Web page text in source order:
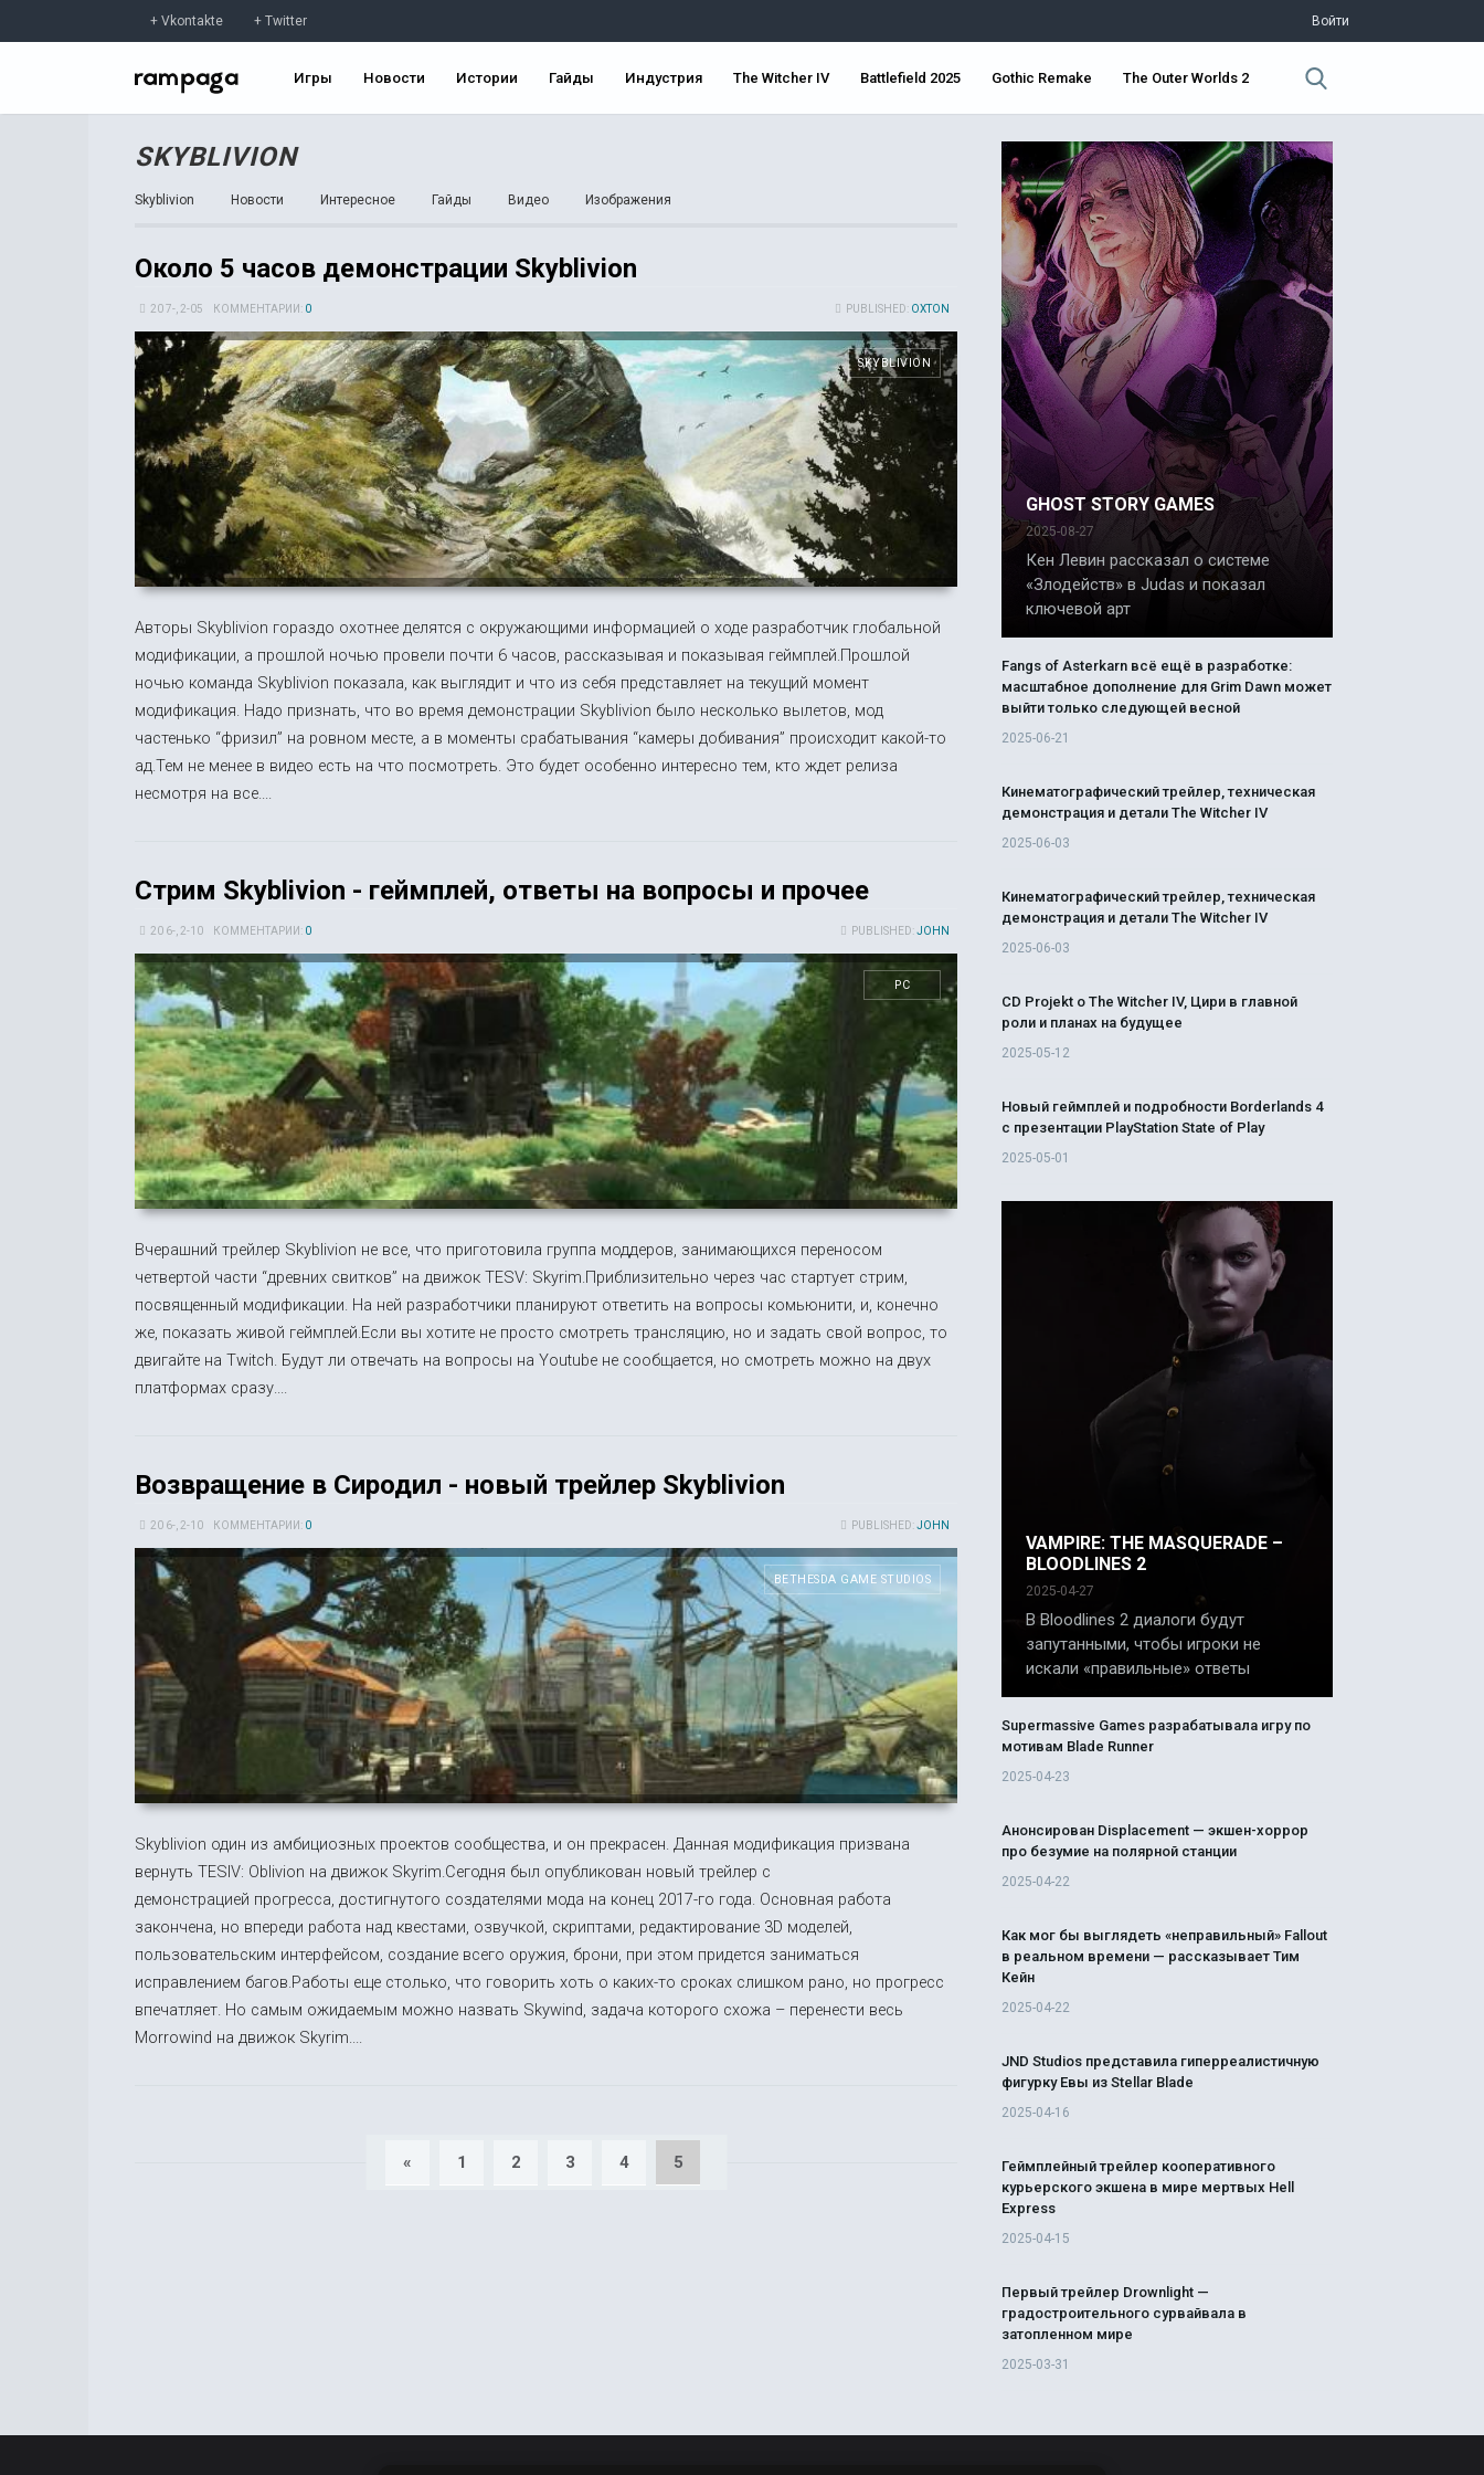
Vkontakte Twitter Войти
Игры Новости Истории Гайды Индустрия The Witcher IV Battlefield 2025 Gothic Remake The Outer Worlds 2
SKYBLIVION
Skyblivion Новости Интересное Гайды Видео Изображения
Около 5 часов демонстрации Skyblivion
PUBLISHED: OXTON
20 7-, 2-05 КОММЕНТАРИИ: 0
SKYBLIVION
Авторы Skyblivion гораздо охотнее делятся с окружающими информацией о ходе разработчик глобальной
модификации, а прошлой ночью провели почти 6 часов, рассказывая и показывая геймплей.Прошлой
ночью команда Skyblivion показала, как выглядит и что из себя представляет на текущий момент
модификация. Надо признать, что во время демонстрации Skyblivion было несколько вылетов, мод
частенько “фризил” на ровном месте, а в моменты срабатывания “камеры добивания” происходит какой-то
ад.Тем не менее в видео есть на что посмотреть. Это будет особенно интересно тем, кто ждет релиза
несмотря на все....
Стрим Skyblivion - геймплей, ответы на вопросы и прочее
PUBLISHED:JOHN
20 6-, 2-10 КОММЕНТАРИИ: 0
PC
Вчерашний трейлер Skyblivion не все, что приготовила группа моддеров, занимающихся переносом
четвертой части “древних свитков” на движок TESV: Skyrim.Приблизительно через час стартует стрим,
посвященный модификации. На ней разработчики планируют ответить на вопросы комьюнити, и, конечно
же, показать живой геймплей.Если вы хотите не просто смотреть трансляцию, но и задать свой вопрос, то
двигайте на Twitch. Будут ли отвечать на вопросы на Youtube не сообщается, но смотреть можно на двух
платформах сразу....
Возвращение в Сиродил - новый трейлер Skyblivion
PUBLISHED:JOHN
20 6-, 2-10 КОММЕНТАРИИ: 0
BETHESDA GAME STUDIOS
Skyblivion один из амбициозных проектов сообщества, и он прекрасен. Данная модификация призвана
вернуть TESIV: Oblivion на движок Skyrim.Сегодня был опубликован новый трейлер с
демонстрацией прогресса, достигнутого создателями мода на конец 2017-го года. Основная работа
закончена, но впереди работа над квестами, озвучкой, скриптами, редактирование 3D моделей,
пользовательским интерфейсом, создание всего оружия, брони, при этом придется заниматься
исправлением багов.Работы еще столько, что говорить хоть о каких-то сроках слишком рано, но прогресс
впечатляет. Но самым ожидаемым можно назвать Skywind, задача которого схожа – перенести весь
Morrowind на движок Skyrim....
« 1 2 3 4 5
GHOST STORY GAMES
2025-08-27
Кен Левин рассказал о системе
«Злодейств» в Judas и показал
ключевой арт
Fangs of Asterkarn всё ещё в разработке:
масштабное дополнение для Grim Dawn может
выйти только следующей весной
2025-06-21
Кинематографический трейлер, техническая
демонстрация и детали The Witcher IV
2025-06-03
Кинематографический трейлер, техническая
демонстрация и детали The Witcher IV
2025-06-03
CD Projekt о The Witcher IV, Цири в главной
роли и планах на будущее
2025-05-12
Новый геймплей и подробности Borderlands 4
с презентации PlayStation State of Play
2025-05-01
VAMPIRE: THE MASQUERADE –
BLOODLINES 2
2025-04-27
В Bloodlines 2 диалоги будут
запутанными, чтобы игроки не
искали «правильные» ответы
Supermassive Games разрабатывала игру по
мотивам Blade Runner
2025-04-23
Анонсирован Displacement — экшен-хоррор
про безумие на полярной станции
2025-04-22
Как мог бы выглядеть «неправильный» Fallout
в реальном времени — рассказывает Тим
Кейн
2025-04-22
JND Studios представила гиперреалистичную
фигурку Евы из Stellar Blade
2025-04-16
Геймплейный трейлер кооперативного
курьерского экшена в мире мертвых Hell
Express
2025-04-15
Первый трейлер Drownlight —
градостроительного сурвайвала в
затопленном мире
2025-03-31